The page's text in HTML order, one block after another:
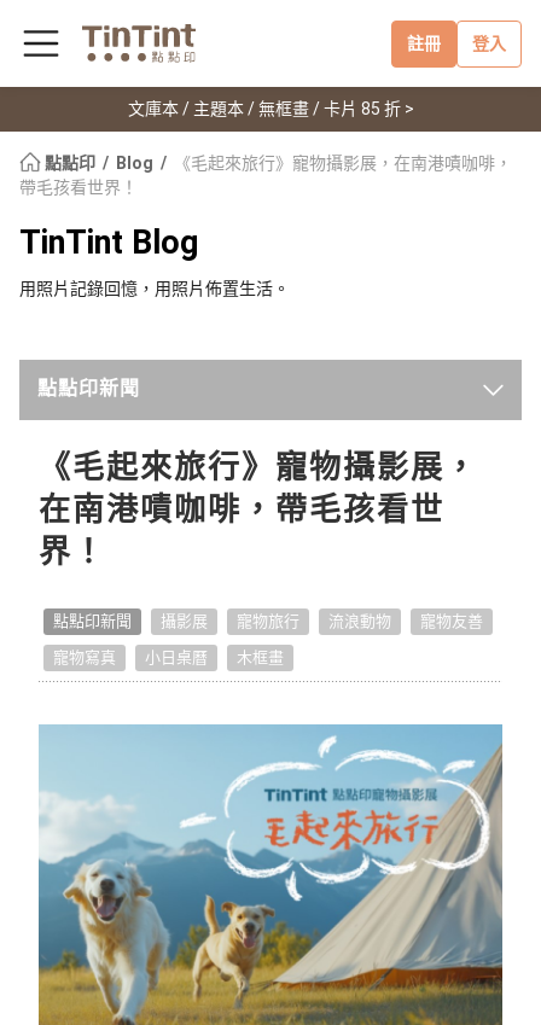
註冊 登入
文庫本 / 主題本 / 無框畫 / 卡片 85 折 >
點點印 Blog
《毛起來旅行》寵物攝影展，在南港嘖咖啡，
帶毛孩看世界！
TinTint Blog
用照片記錄回憶，用照片佈置生活。
點點印新聞
最新
點點手作小教室
點點開箱
好作品推薦
生活提案
編輯小技巧
獨家專訪
好書店專訪
《毛起來旅行》寵物攝影展，
在南港嘖咖啡，帶毛孩看世
界！
點點印新聞 攝影展 寵物旅行 流浪動物
寵物友善
寵物寫真
小日桌曆 木框畫